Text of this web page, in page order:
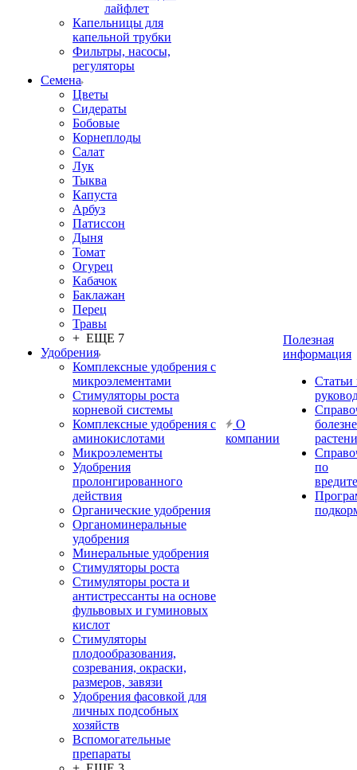
лайфлет
Капельницы для
капельной трубки
Фильтры, насосы,
регуляторы
Семена
Цветы
Сидераты
Бобовые
Корнеплоды
Салат
Лук
Тыква
Капуста
Арбуз
Патиссон
Дыня
Томат
Огурец
Кабачок
Баклажан
Перец
Травы
+ ЕЩЕ 7
Удобрения
Комплексные удобрения с
микроэлементами
Стимуляторы роста
корневой системы
Комплексные удобрения с
аминокислотами
Микроэлементы
Удобрения
пролонгированного
действия
Органические удобрения
Органоминеральные
удобрения
Минеральные удобрения
Стимуляторы роста
Стимуляторы роста и
антистрессанты на основе
фульвовых и гуминовых
кислот
Стимуляторы
плодообразования,
созревания, окраски,
размеров, завязи
Удобрения фасовкой для
личных подсобных
хозяйств
Вспомогательные
препараты
О
компании
Полезная
информация
Статьи
по